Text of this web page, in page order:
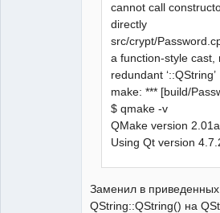
cannot call
directly
src/crypt/
a function-style cast,
redundant ‘::QString’
make: *** [build/
$ qmake -v
QMake version 2.01a
Using Qt version
Заменил в приведенных
QString::QString() на